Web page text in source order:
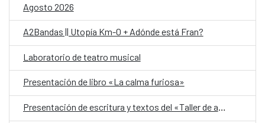
Agosto 2026
A2Bandas || Utopía Km-0 + Adónde está Fran?
Laboratorio de teatro musical
Presentación de libro «La calma furiosa»
Presentación de escritura y textos del «Taller de autobiografía para mujeres 70+»